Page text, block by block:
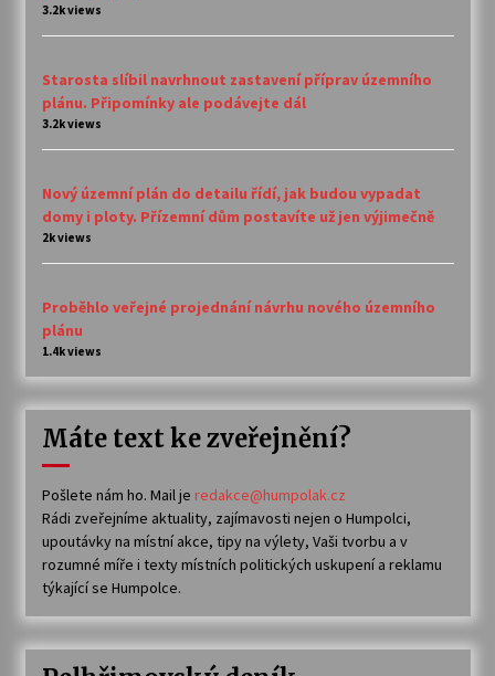
3.2k views
Starosta slíbil navrhnout zastavení příprav územního
plánu. Připomínky ale podávejte dál
3.2k views
Nový územní plán do detailu řídí, jak budou vypadat
domy i ploty. Přízemní dům postavíte už jen výjimečně
2k views
Proběhlo veřejné projednání návrhu nového územního
plánu
1.4k views
Máte text ke zveřejnění?
Pošlete nám ho. Mail je redakce@humpolak.cz
Rádi zveřejníme aktuality, zajímavosti nejen o Humpolci,
upoutávky na místní akce, tipy na výlety, Vaši tvorbu a v
rozumné míře i texty místních politických uskupení a reklamu
týkající se Humpolce.